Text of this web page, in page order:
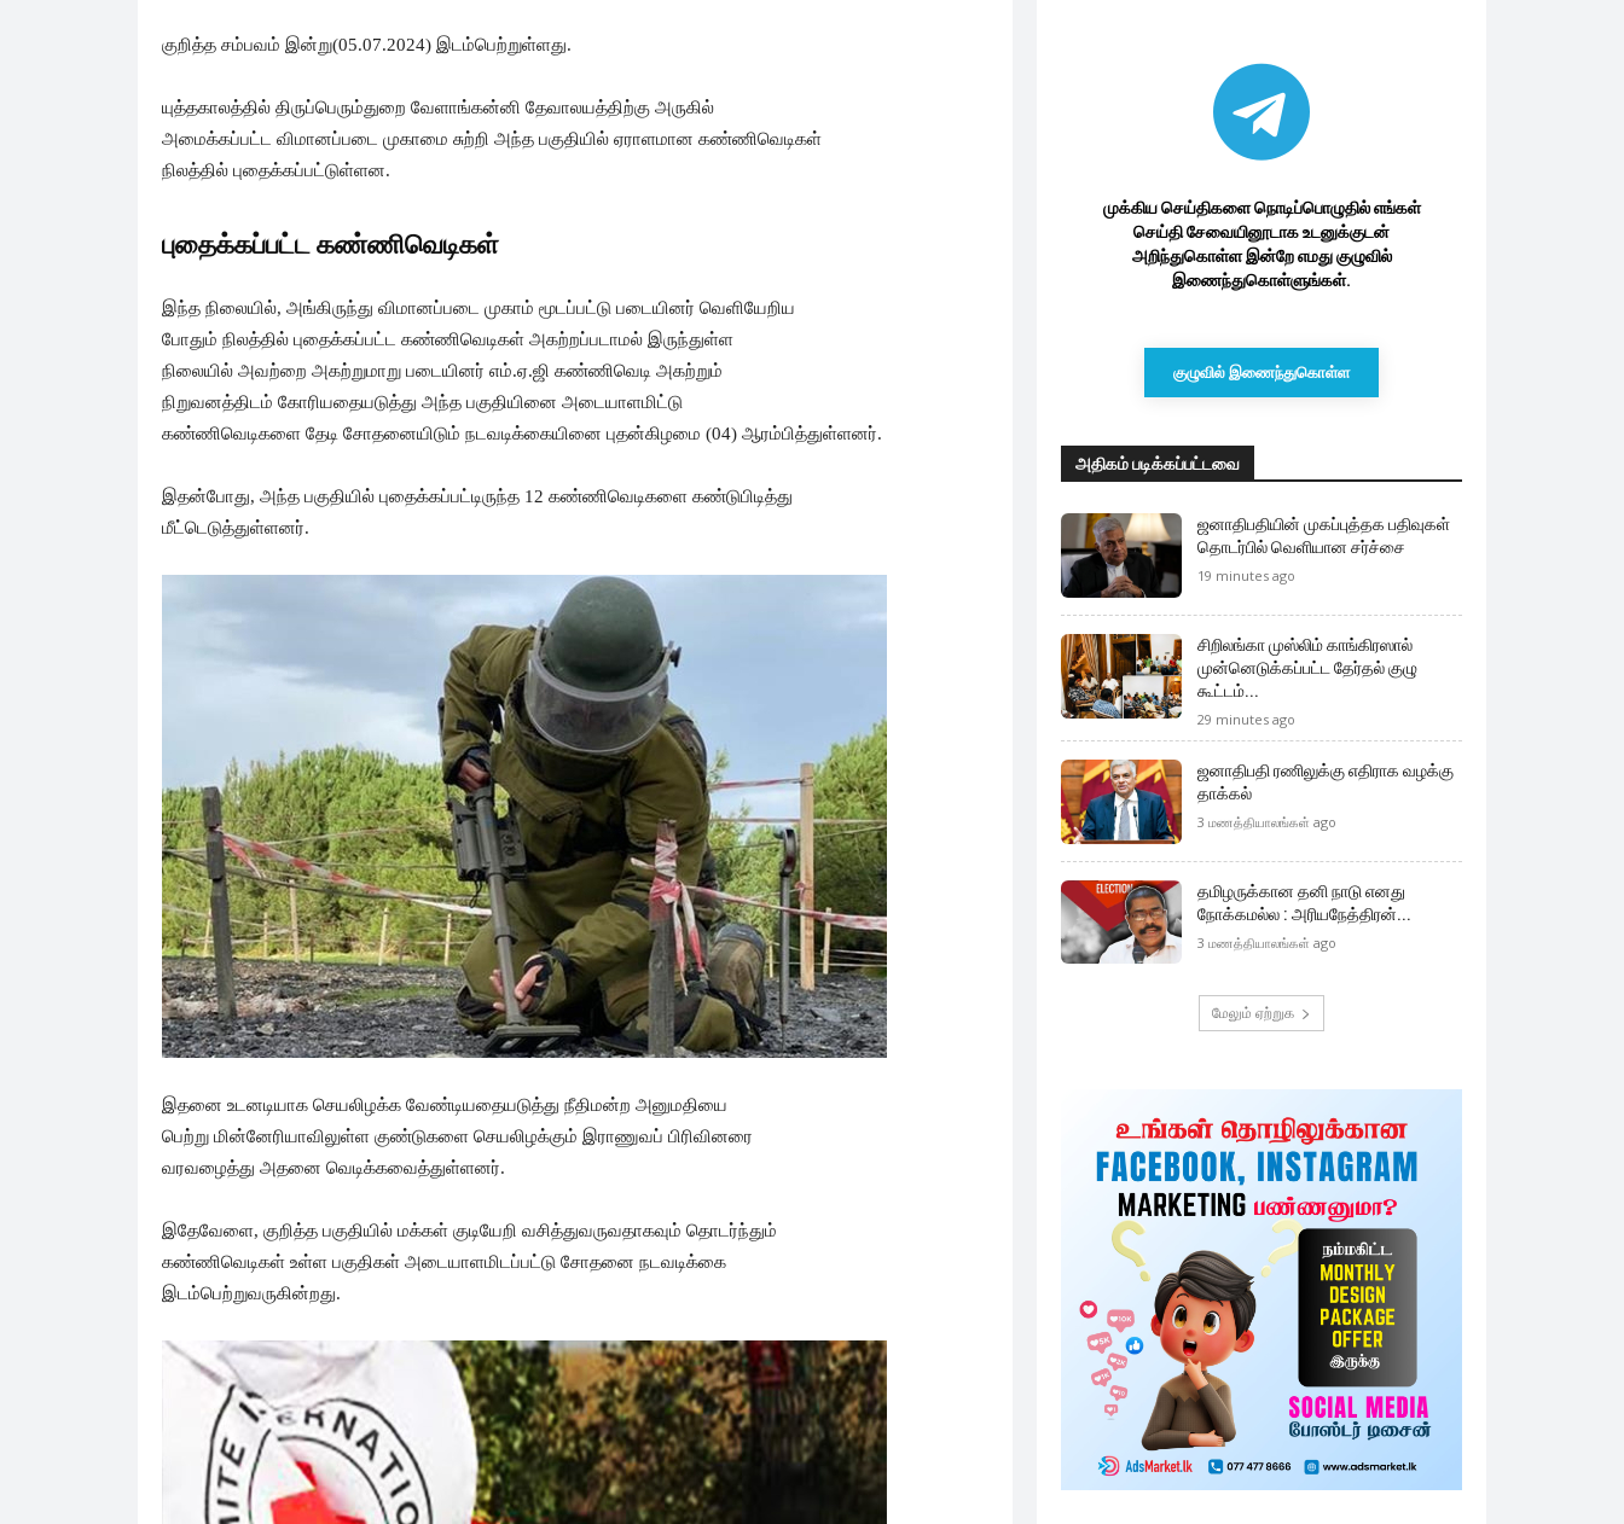
குறித்த சம்பவம் இன்று(05.07.2024) இடம்பெற்றுள்ளது.
யுத்தகாலத்தில் திருப்பெரும்துறை வேளாங்கன்னி தேவாலயத்திற்கு அருகில்
அமைக்கப்பட்ட விமானப்படை முகாமை சுற்றி அந்த பகுதியில் ஏராளமான கண்ணிவெடிகள்
நிலத்தில் புதைக்கப்பட்டுள்ளன.
புதைக்கப்பட்ட கண்ணிவெடிகள்
இந்த நிலையில், அங்கிருந்து விமானப்படை முகாம் மூடப்பட்டு படையினர் வெளியேறிய
போதும் நிலத்தில் புதைக்கப்பட்ட கண்ணிவெடிகள் அகற்றப்படாமல் இருந்துள்ள
நிலையில் அவற்றை அகற்றுமாறு படையினர் எம்.ஏ.ஜி கண்ணிவெடி அகற்றும்
நிறுவனத்திடம் கோரியதையடுத்து அந்த பகுதியினை அடையாளமிட்டு
கண்ணிவெடிகளை தேடி சோதனையிடும் நடவடிக்கையினை புதன்கிழமை (04) ஆரம்பித்துள்ளனர்.
இதன்போது, அந்த பகுதியில் புதைக்கப்பட்டிருந்த 12 கண்ணிவெடிகளை கண்டுபிடித்து
மீட்டெடுத்துள்ளனர்.
இதனை உடனடியாக செயலிழக்க வேண்டியதையடுத்து நீதிமன்ற அனுமதியை
பெற்று மின்னேரியாவிலுள்ள குண்டுகளை செயலிழக்கும் இராணுவப் பிரிவினரை
வரவழைத்து அதனை வெடிக்கவைத்துள்ளனர்.
இதேவேளை, குறித்த பகுதியில் மக்கள் குடியேறி வசித்துவருவதாகவும் தொடர்ந்தும்
கண்ணிவெடிகள் உள்ள பகுதிகள் அடையாளமிடப்பட்டு சோதனை நடவடிக்கை
இடம்பெற்றுவருகின்றது.
முக்கிய செய்திகளை நொடிப்பொழுதில் எங்கள்
செய்தி சேவையினூடாக உடனுக்குடன்
அறிந்துகொள்ள இன்றே எமது குழுவில்
இணைந்துகொள்ளுங்கள்.
குழுவில் இணைந்துகொள்ள
அதிகம் படிக்கப்பட்டவை
ஜனாதிபதியின் முகப்புத்தக பதிவுகள்
தொடர்பில் வெளியான சர்ச்சை
19 minutes ago
சிறிலங்கா முஸ்லிம் காங்கிரஸால்
முன்னெடுக்கப்பட்ட தேர்தல் குழு
கூட்டம்...
29 minutes ago
ஜனாதிபதி ரணிலுக்கு எதிராக வழக்கு
தாக்கல்
3 மணத்தியாலங்கள் ago
தமிழருக்கான தனி நாடு எனது
நோக்கமல்ல : அரியநேத்திரன்...
3 மணத்தியாலங்கள் ago
மேலும் ஏற்றுக